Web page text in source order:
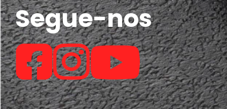
Segue-nos